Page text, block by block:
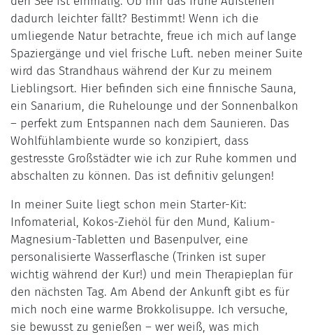
dadurch leichter fällt? Bestimmt! Wenn ich die
umliegende Natur betrachte, freue ich mich auf lange
Spaziergänge und viel frische Luft. neben meiner Suite
wird das Strandhaus während der Kur zu meinem
Lieblingsort. Hier befinden sich eine finnische Sauna,
ein Sanarium, die Ruhelounge und der Sonnenbalkon
– perfekt zum Entspannen nach dem Saunieren. Das
Wohlfühlambiente wurde so konzipiert, dass
gestresste Großstädter wie ich zur Ruhe kommen und
abschalten zu können. Das ist definitiv gelungen!
In meiner Suite liegt schon mein Starter-Kit:
Infomaterial, Kokos-Ziehöl für den Mund, Kalium-
Magnesium-Tabletten und Basenpulver, eine
personalisierte Wasserflasche (Trinken ist super
wichtig während der Kur!) und mein Therapieplan für
den nächsten Tag. Am Abend der Ankunft gibt es für
mich noch eine warme Brokkolisuppe. Ich versuche,
sie bewusst zu genießen – wer weiß, was mich